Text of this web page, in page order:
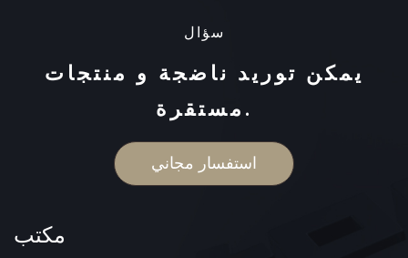
سؤال
يمكن توريد ناضجة و منتجات
مستقرة.
استفسار مجاني
مكتب